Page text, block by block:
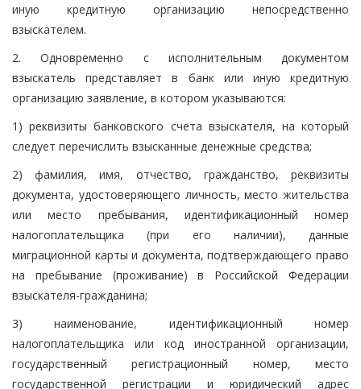
иную кредитную организацию непосредственно
взыскателем.
2. Одновременно с исполнительным документом
взыскатель представляет в банк или иную кредитную
организацию заявление, в котором указываются:
1) реквизиты банковского счета взыскателя, на который
следует перечислить взысканные денежные средства;
2) фамилия, имя, отчество, гражданство, реквизиты
документа, удостоверяющего личность, место жительства
или место пребывания, идентификационный номер
налогоплательщика (при его наличии), данные
миграционной карты и документа, подтверждающего право
на пребывание (проживание) в Российской Федерации
взыскателя-гражданина;
3) наименование, идентификационный номер
налогоплательщика или код иностранной организации,
государственный регистрационный номер, место
государственной регистрации и юридический адрес